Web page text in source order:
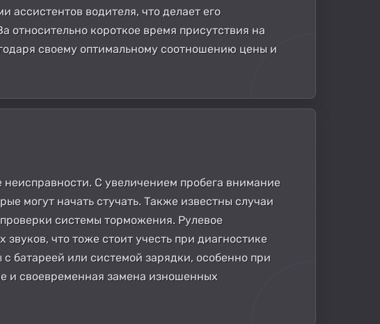
водителя, что делает его
короткое время присутствия на
своему оптимальному соотношению цены и
С увеличением пробега внимание
могут начать стучать. Также известны случаи
системы торможения. Рулевое
что тоже стоит учесть при диагностике
батареей или системой зарядки, особенно при
и своевременная замена изношенных